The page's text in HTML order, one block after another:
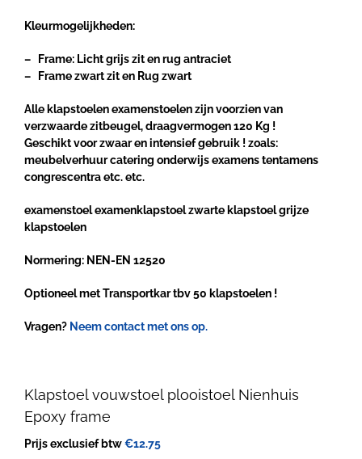
Klapstoel vouwstoel plooistoel Nienhuis
Epoxy frame
Prijs exclusief btw€12.75
Kleurmogelijkheden:
– Frame: Licht grijs zit en rug antraciet
– Frame zwart zit en Rug zwart
Alle klapstoelen examenstoelen zijn voorzien van
verzwaarde zitbeugel, draagvermogen 120 Kg !
Geschikt voor zwaar en intensief gebruik ! zoals:
meubelverhuur catering onderwijs examens tentamens
congrescentra etc. etc.
examenstoel examenklapstoel zwarte klapstoel grijze
klapstoelen
Normering: NEN-EN 12520
Optioneel met Transportkar tbv 50 klapstoelen !
Vragen? Neem contact met ons op.